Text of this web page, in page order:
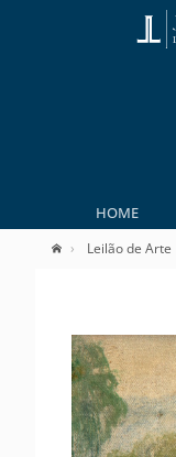
HOME
Leilão de Arte